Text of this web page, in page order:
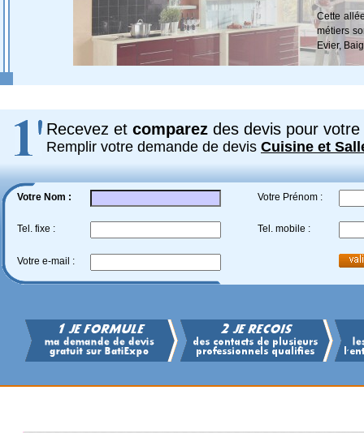
Cette
métiers
Evier,
Recevez et comparez des devis pour votre
Remplir votre demande de devis Cuisine et
Votre Nom : Votre Prénom :
Tel. fixe : Tel. mobile :
Votre e-mail :